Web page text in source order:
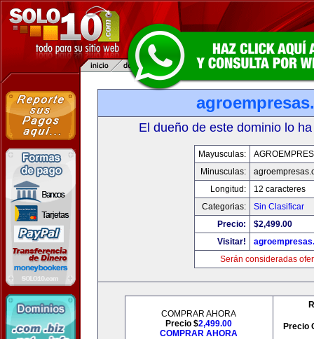
El dueño de este dominio lo
Mayusculas:
Minusculas:
Longitud:
12 caracteres
Categorias:
Sin Clasificar
Precio:
$2,499.00
Visitar!
Serán consideradas
COMPRAR AHORA
Precio $2,499.00
COMPRAR AHORA
Precio